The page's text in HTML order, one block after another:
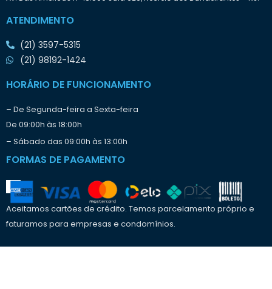
ATENDIMENTO
(21) 3597-5315
(21) 98192-1424
HORÁRIO DE FUNCIONAMENTO
– De Segunda-feira a Sexta-feira
De 09:00h às 18:00h
– Sábado das 09:00h às 13:00h
FORMAS DE PAGAMENTO
Aceitamos cartões de crédito. Temos parcelamento próprio e
faturamos para empresas e condomínios.